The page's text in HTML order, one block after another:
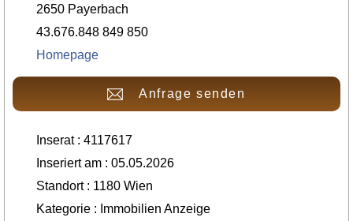
2650 Payerbach
43.676.848 849 850
Homepage
Anfrage senden
Inserat : 4117617
Inseriert am : 05.05.2026
Standort : 1180 Wien
Kategorie : Immobilien Anzeige